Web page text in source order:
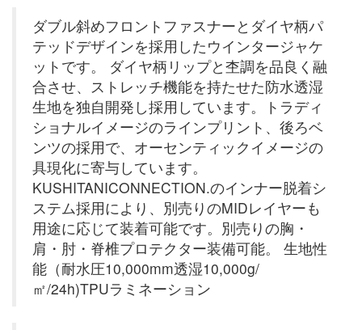
ダブル斜めフロントファスナーとダイヤ柄パ
テッドデザインを採用したウインタージャケ
ットです。 ダイヤ柄リップと杢調を品良く融
合させ、ストレッチ機能を持たせた防水透湿
生地を独自開発し採用しています。トラディ
ショナルイメージのラインプリント、後ろベ
ンツの採用で、オーセンティックイメージの
具現化に寄与しています。
KUSHITANICONNECTION.のインナー脱着シ
ステム採用により、別売りのMIDレイヤーも
用途に応じて装着可能です。別売りの胸・
肩・肘・脊椎プロテクター装備可能。 生地性
能（耐水圧10,000mm透湿10,000g/
㎡/24h)TPUラミネーション